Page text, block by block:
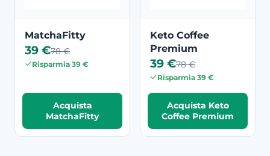
MatchaFitty
39 €78 €
Risparmia 39 €
Acquista
MatchaFitty
Keto Coffee
Premium
39 €78 €
Risparmia 39 €
Acquista Keto
Coffee Premium